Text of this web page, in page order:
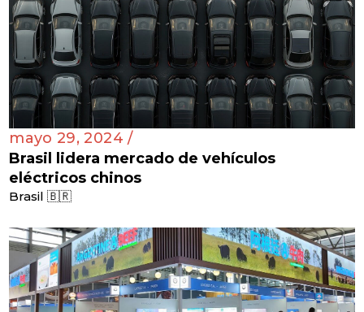
mayo 29, 2024 /
Brasil lidera mercado de vehículos
eléctricos chinos
Brasil 🇧🇷